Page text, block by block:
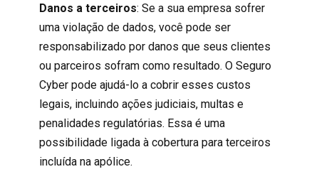
Danos a terceiros: Se a sua empresa sofrer
uma violação de dados, você pode ser
responsabilizado por danos que seus clientes
ou parceiros sofram como resultado. O Seguro
Cyber pode ajudá-lo a cobrir esses custos
legais, incluindo ações judiciais, multas e
penalidades regulatórias. Essa é uma
possibilidade ligada à cobertura para terceiros
incluída na apólice.